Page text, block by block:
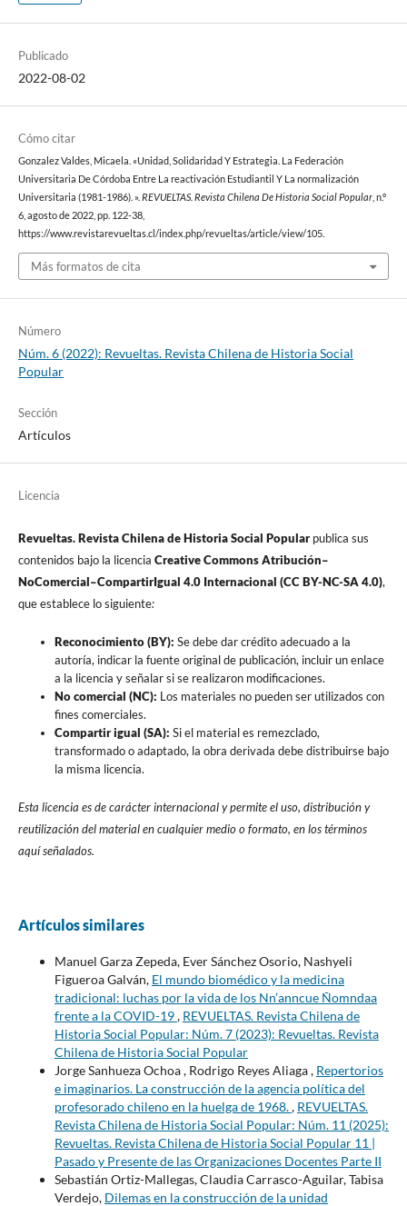
Publicado
2022-08-02
Cómo citar
Gonzalez Valdes, Micaela. «Unidad, Solidaridad Y Estrategia. La Federación
Universitaria De Córdoba Entre La reactivación Estudiantil Y La normalización
Universitaria (1981-1986). ». REVUELTAS. Revista Chilena De Historia Social Popular, n.º
6, agosto de 2022, pp. 122-38,
https://www.revistarevueltas.cl/index.php/revueltas/article/view/105.
Más formatos de cita
Número
Núm. 6 (2022): Revueltas. Revista Chilena de Historia Social
Popular
Sección
Artículos
Licencia
Revueltas. Revista Chilena de Historia Social Popularpublica sus
contenidos bajo la licencia Creative Commons Atribución–
NoComercial–CompartirIgual 4.0 Internacional (CC BY-NC-SA 4.0),
que establece lo siguiente:
Reconocimiento (BY): Se debe dar crédito adecuado a la
autoría, indicar la fuente original de publicación, incluir un enlace
a la licencia y señalar si se realizaron modificaciones.
No comercial (NC): Los materiales no pueden ser utilizados con
fines comerciales.
Compartir igual (SA): Si el material es remezclado,
transformado o adaptado, la obra derivada debe distribuirse bajo
la misma licencia.
Esta licencia es de carácter internacional y permite el uso, distribución y
reutilización del material en cualquier medio o formato, en los términos
aquí señalados.
Artículos similares
Manuel Garza Zepeda, Ever Sánchez Osorio, Nashyeli
Figueroa Galván, El mundo biomédico y la medicina
tradicional: luchas por la vida de los Nn’anncue Ñomndaa
frente a la COVID-19, REVUELTAS. Revista Chilena de
Historia Social Popular: Núm. 7 (2023): Revueltas. Revista
Chilena de Historia Social Popular
Jorge Sanhueza Ochoa , Rodrigo Reyes Aliaga , Repertorios
e imaginarios. La construcción de la agencia política del
profesorado chileno en la huelga de 1968., REVUELTAS.
Revista Chilena de Historia Social Popular: Núm. 11 (2025):
Revueltas. Revista Chilena de Historia Social Popular 11 |
Pasado y Presente de las Organizaciones Docentes Parte II
Sebastián Ortiz-Mallegas, Claudia Carrasco-Aguilar, Tabisa
Verdejo, Dilemas en la construcción de la unidad